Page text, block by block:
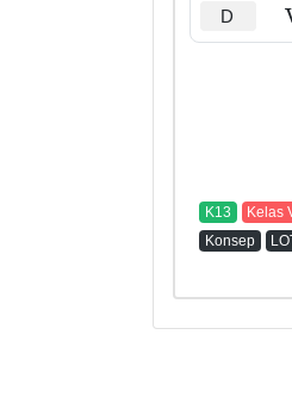
D
K13 Kelas
Konsep